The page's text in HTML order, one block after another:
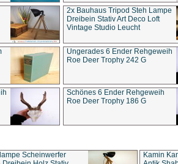
2x Bauhaus Tripod Steh Lampe
Dreibein Stativ Art Deco Loft
Vintage Studio Leucht
Ungerades 6 Ender Rehgeweih
Roe Deer Trophy 242 G
Schönes 6 Ender Rehgeweih
Roe Deer Trophy 186 G
Scheinwerfer
Kamin